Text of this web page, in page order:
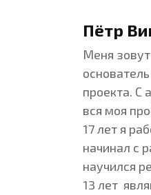
Пётр
Меня
проекта. С
вся моя
17 лет я
начинал с
научился
13 лет